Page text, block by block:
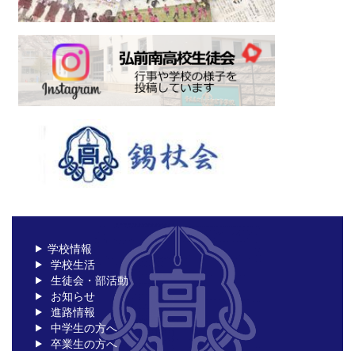
学校情報
学校生活
生徒会・部活動
お知らせ
進路情報
中学生の方へ
卒業生の方へ